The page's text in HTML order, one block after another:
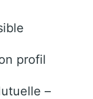
profil
–